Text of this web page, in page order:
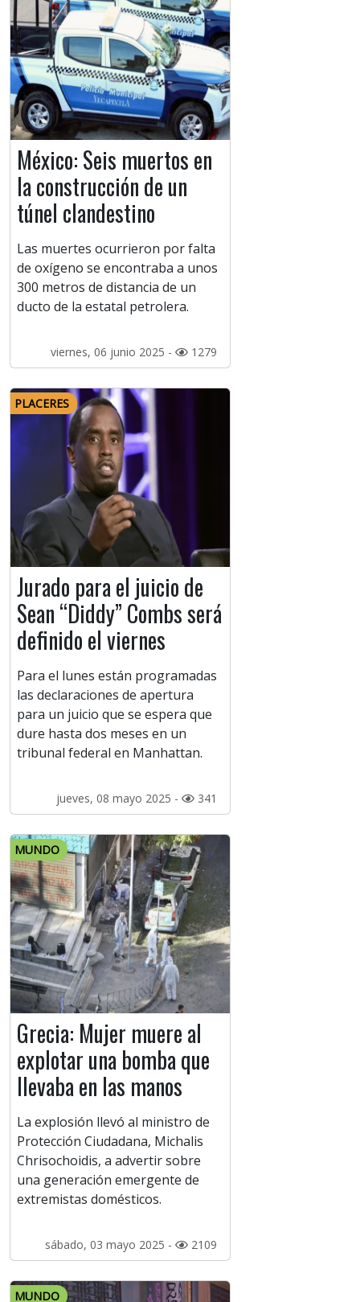
México: Seis muertos en
la construcción de un
túnel clandestino
Las muertes ocurrieron por falta
de oxígeno se encontraba a unos
300 metros de distancia de un
ducto de la estatal petrolera.
viernes, 06 junio 2025 - 1279
PLACERES
Jurado para el juicio de
Sean “Diddy” Combs será
definido el viernes
Para el lunes están programadas
las declaraciones de apertura
para un juicio que se espera que
dure hasta dos meses en un
tribunal federal en Manhattan.
jueves, 08 mayo 2025 - 341
MUNDO
Grecia: Mujer muere al
explotar una bomba que
llevaba en las manos
La explosión llevó al ministro de
Protección Ciudadana, Michalis
Chrisochoidis, a advertir sobre
una generación emergente de
extremistas domésticos.
sábado, 03 mayo 2025 - 2109
MUNDO